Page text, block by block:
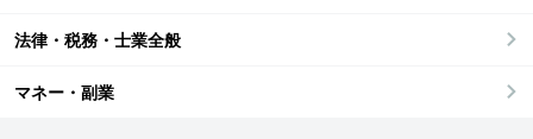
法律・税務・士業全般
マネー・副業